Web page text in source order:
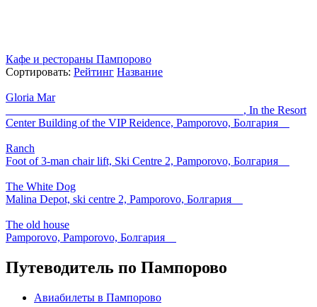
Кафе и рестораны Пампорово
Сортировать: Рейтинг Название
Gloria Mar
_ ________ __ _________ ______ ___ __________, In the Resort
Center Building of the VIP Reidence, Pamporovo, Болгария
Ranch
Foot of 3-man chair lift, Ski Centre 2, Pamporovo, Болгария
The White Dog
Malina Depot, ski centre 2, Pamporovo, Болгария
The old house
Pamporovo, Pamporovo, Болгария
Путеводитель по Пампорово
Авиабилеты в Пампорово